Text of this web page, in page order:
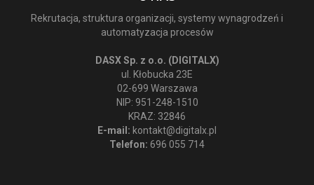
Rekrutacja, struktura organizacji, systemy wynagrodzeń i
automatyzacja procesów
DASX Sp. z o.o. (DIGITALX)
ul. Kłobucka 23E
02-699 Warszawa
NIP: 951-248-1510
KRAZ: 32846
E-mail: kontakt@digitalx.pl
Telefon: 696 055 714